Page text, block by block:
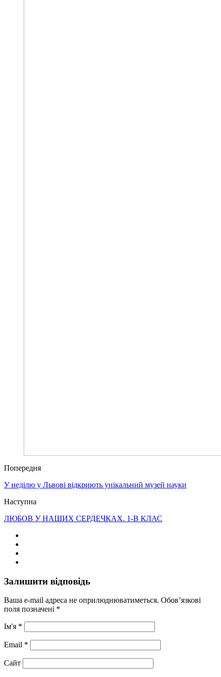
Попередня
У неділю у Львові відкриють унікальний музей науки
Наступна
ЛЮБОВ У НАШИХ СЕРДЕЧКАХ. 1-В КЛАС
Залишити відповідь
Ваша e-mail адреса не оприлюднюватиметься. Обов’язкові
поля позначені *
Ім'я *
Email *
Сайт